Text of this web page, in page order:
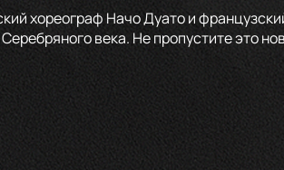
хореограф Начо Дуато и
века. Не пропустите это